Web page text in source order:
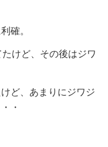
確。
けど、その後はジワ
ど、あまりにジワジ
・